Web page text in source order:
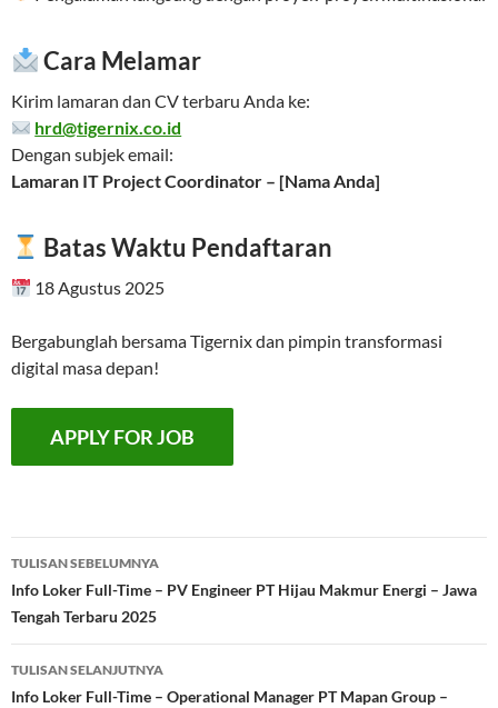
Cara Melamar
Kirim lamaran dan CV terbaru Anda ke:
hrd@tigernix.co.id
Dengan subjek email:
Lamaran IT Project Coordinator – [Nama Anda]
Batas Waktu Pendaftaran
18 Agustus 2025
Bergabunglah bersama Tigernix dan pimpin transformasi
digital masa depan!
Navigasi
Tulisan
TULISAN SEBELUMNYA
Info Loker Full-Time – PV Engineer PT Hijau Makmur Energi – Jawa
Tengah Terbaru 2025
TULISAN SELANJUTNYA
Info Loker Full-Time – Operational Manager PT Mapan Group –